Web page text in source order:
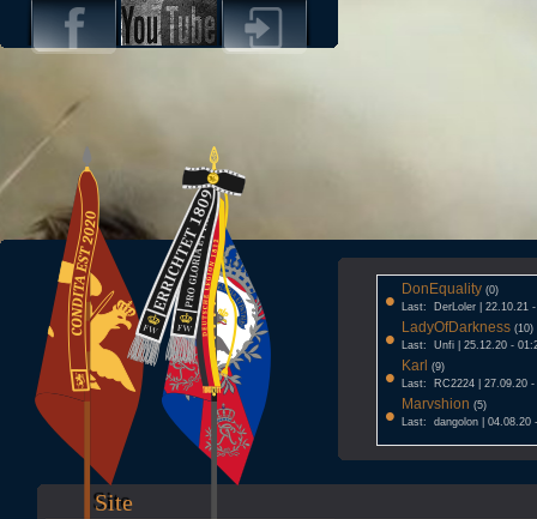
• DonEquality (0)
Last: DerLoler | 22.10.21
• LadyOfDarkness (10)
Last: Unfi | 25.12.20 -
• Karl (9)
Last: RC2224 | 27.09.20 -
• Marvshion (5)
Last: dangolon | 04.08.20
Site